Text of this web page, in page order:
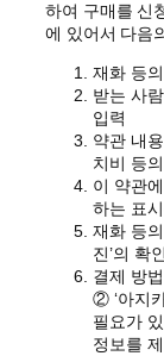
하여 구매를 신
에 있어서 다음
재화 등
받는 사
입력
약관 내
치비 등
이 약관
하는 표
재화 등
진’의 확
결제 방
② ‘아지
필요가
정보를